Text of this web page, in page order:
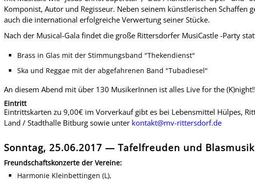
Komponist, Autor und Regisseur. Neben seinem künstlerischen
auch die international erfolgreiche Verwertung seiner Stücke.
Nach der Musical-Gala findet die große Rittersdorfer MusiCastle -Party
Brass in Glas mit der Stimmungsband "Thekendienst"
Ska und Reggae mit der abgefahrenen Band "Tubadiesel"
An diesem Abend mit über 130 MusikerInnen ist alles Live for the
Eintritt
Eintrittskarten zu 9,00€ im Vorverkauf gibt es bei Lebensmittel Hülpes,
Land / Stadthalle Bitburg sowie unter kontakt@mv-rittersdorf.de
Sonntag, 25.06.2017 — Tafelfreuden und
Freundschaftskonzerte der Vereine:
Harmonie Kleinbettingen (L),